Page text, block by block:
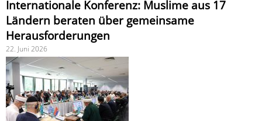
Internationale Konferenz: Muslime aus 17
Ländern beraten über gemeinsame
Herausforderungen
22. Juni 2026